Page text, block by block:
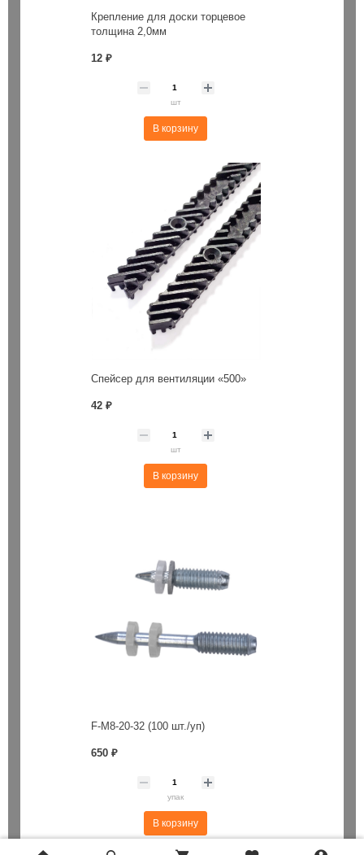
Крепление для доски торцевое
толщина 2,0мм
12 ₽
шт
В корзину
Спейсер для вентиляции «500»
42 ₽
шт
В корзину
F-M8-20-32 (100 шт./уп)
650 ₽
упак
В корзину